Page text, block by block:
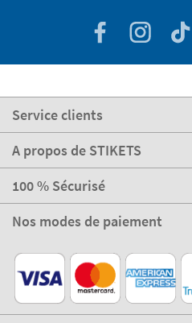
Service clients
A propos de STIKETS
100 % Sécurisé
Nos modes de paiement